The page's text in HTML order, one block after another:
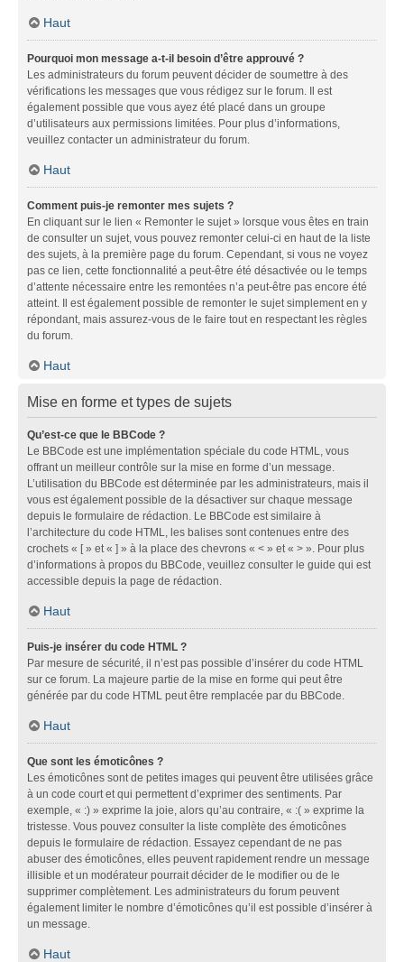
Haut
Pourquoi mon message a-t-il besoin d’être approuvé ?
Les administrateurs du forum peuvent décider de soumettre à des
vérifications les messages que vous rédigez sur le forum. Il est
également possible que vous ayez été placé dans un groupe
d’utilisateurs aux permissions limitées. Pour plus d’informations,
veuillez contacter un administrateur du forum.
Haut
Comment puis-je remonter mes sujets ?
En cliquant sur le lien « Remonter le sujet » lorsque vous êtes en train
de consulter un sujet, vous pouvez remonter celui-ci en haut de la liste
des sujets, à la première page du forum. Cependant, si vous ne voyez
pas ce lien, cette fonctionnalité a peut-être été désactivée ou le temps
d’attente nécessaire entre les remontées n’a peut-être pas encore été
atteint. Il est également possible de remonter le sujet simplement en y
répondant, mais assurez-vous de le faire tout en respectant les règles
du forum.
Haut
Mise en forme et types de sujets
Qu’est-ce que le BBCode ?
Le BBCode est une implémentation spéciale du code HTML, vous
offrant un meilleur contrôle sur la mise en forme d’un message.
L’utilisation du BBCode est déterminée par les administrateurs, mais il
vous est également possible de la désactiver sur chaque message
depuis le formulaire de rédaction. Le BBCode est similaire à
l’architecture du code HTML, les balises sont contenues entre des
crochets « [ » et « ] » à la place des chevrons « < » et « > ». Pour plus
d’informations à propos du BBCode, veuillez consulter le guide qui est
accessible depuis la page de rédaction.
Haut
Puis-je insérer du code HTML ?
Par mesure de sécurité, il n’est pas possible d’insérer du code HTML
sur ce forum. La majeure partie de la mise en forme qui peut être
générée par du code HTML peut être remplacée par du BBCode.
Haut
Que sont les émoticônes ?
Les émoticônes sont de petites images qui peuvent être utilisées grâce
à un code court et qui permettent d’exprimer des sentiments. Par
exemple, « :) » exprime la joie, alors qu’au contraire, « :( » exprime la
tristesse. Vous pouvez consulter la liste complète des émoticônes
depuis le formulaire de rédaction. Essayez cependant de ne pas
abuser des émoticônes, elles peuvent rapidement rendre un message
illisible et un modérateur pourrait décider de le modifier ou de le
supprimer complètement. Les administrateurs du forum peuvent
également limiter le nombre d’émoticônes qu’il est possible d’insérer à
un message.
Haut